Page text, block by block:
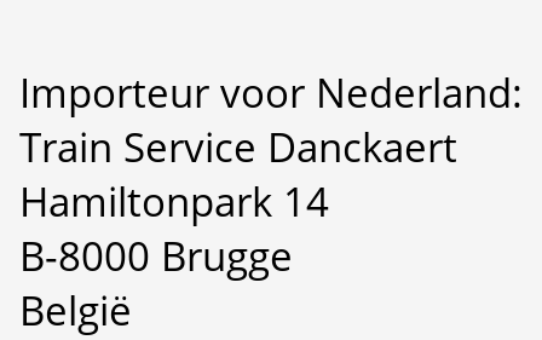
Importeur voor Nederland:
Train Service Danckaert
Hamiltonpark 14
B-8000 Brugge
België